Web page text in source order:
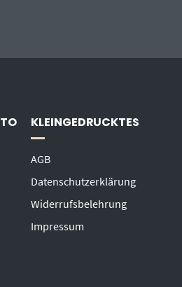
KLEINGEDRUCKTES
AGB
Datenschutzerklärung
Widerrufsbelehrung
Impressum